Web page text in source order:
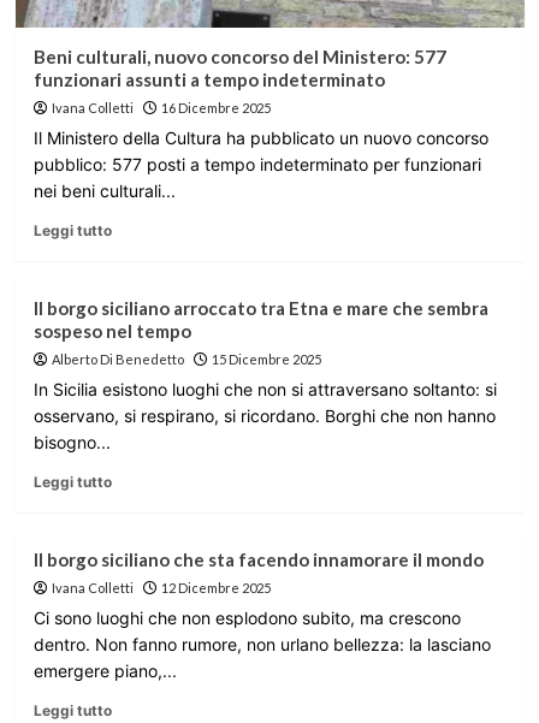
Beni culturali, nuovo concorso del Ministero: 577
funzionari assunti a tempo indeterminato
Ivana Colletti 16 Dicembre 2025
Il Ministero della Cultura ha pubblicato un nuovo concorso
pubblico: 577 posti a tempo indeterminato per funzionari
nei beni culturali...
Leggi tutto
Il borgo siciliano arroccato tra Etna e mare che sembra
sospeso nel tempo
Alberto Di Benedetto 15 Dicembre 2025
In Sicilia esistono luoghi che non si attraversano soltanto: si
osservano, si respirano, si ricordano. Borghi che non hanno
bisogno...
Leggi tutto
Il borgo siciliano che sta facendo innamorare il mondo
Ivana Colletti 12 Dicembre 2025
Ci sono luoghi che non esplodono subito, ma crescono
dentro. Non fanno rumore, non urlano bellezza: la lasciano
emergere piano,...
Leggi tutto